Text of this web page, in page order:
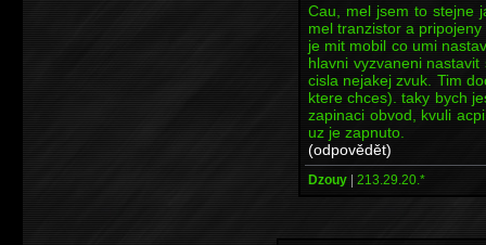
Cau, mel jsem to stejne
mel tranzistor a
je mit mobil co umi
hlavni vyzvaneni
cisla nejakej zvuk. Tim
ktere chces). taky bych
zapinaci obvod, kvuli
uz je zapnuto.
(odpovědět)
Dzouy | 213.29.20.*